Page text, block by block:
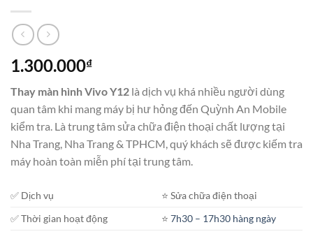
1.300.000₫
Thay màn hình Vivo Y12 là dịch vụ khá nhiều người dùng
quan tâm khi mang máy bị hư hỏng đến Quỳnh An Mobile
kiểm tra. Là trung tâm sửa chữa điện thoại chất lượng tại
Nha Trang, Nha Trang & TPHCM, quý khách sẽ được kiếm tra
máy hoàn toàn miễn phí tại trung tâm.
✅ Dịch vụ
⭐️ Sửa chữa điện thoại
✅ Thời gian hoạt động
⭐️7h30 – 17h30 hàng ngày